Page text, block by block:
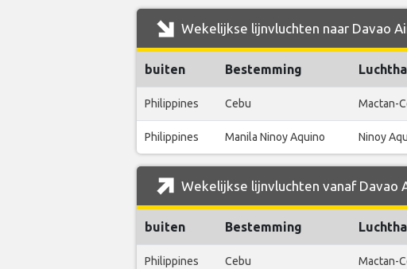
Wekelijkse lijnvluchten naar Davao
buiten Bestemming
Philippines Cebu Mactan-
Philippines Manila Ninoy Aquino Ninoy
Wekelijkse lijnvluchten vanaf Davao
buiten Bestemming
Philippines Cebu Mactan-